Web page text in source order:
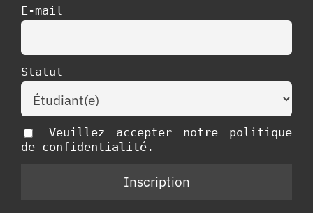
E-mail
Statut
Veuillez accepter notre politique
de confidentialité.